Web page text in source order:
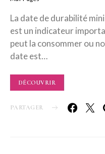
La date de durabilité
est un indicateur
peut la consommer ou
date est…
DÉCOUVRIR
PARTAGER